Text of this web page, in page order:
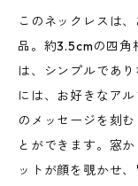
このネックレスは
品。約3.5cmの四角
は、シンプルであ
には、お好きなア
のメッセージを刻
とができます。窓
ットが顔を覗かせ